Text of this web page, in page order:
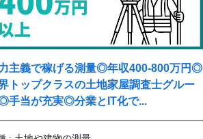
主義で稼げる測量◎年収400-800万円◎
トップクラスの土地家屋調査士グルー
手当が充実◎分業とIT化で...